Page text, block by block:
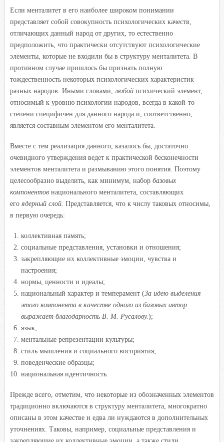
Если менталитет в его наиболее широком понимании
представляет собой совокупность психологических качеств,
отличающих данный народ от других, то естественно
предположить, что практически отсутствуют психологические
элементы, которые не входили бы в структуру менталитета. В
противном случае пришлось бы признать полную
тождественность некоторых психологических характеристик
разных народов. Иными словами, любой психический элемент,
относимый к уровню психологии народов, всегда в какой-то
степени специфичен для данного народа и, соответственно,
является составным элементом его менталитета.
Вместе с тем реализация данного, казалось бы, достаточно
очевидного утверждения ведет к практической бесконечности
элементов менталитета и размыванию этого понятия. Поэтому
целесообразно выделить, как минимум, набор базовых
компонентов национального менталитета, составляющих
его ядерный слой. Представляется, что к числу таковых относимы,
в первую очередь:
коллективная память;
социальные представления, установки и отношения;
закрепляющие их коллективные эмоции, чувства и
настроения;
нормы, ценности и идеалы;
национальный характер и темперамент (За идею выделения
этого компонента в качестве одного из базовых автор
выражает благодарность В. М. Русалову.);
язык;
ментальные репрезентации культуры;
стиль мышления и социального восприятия;
поведенческие образцы;
национальная идентичность.
Прежде всего, отметим, что некоторые из обозначенных элементов
традиционно включаются в структуру менталитета, многократно
описаны в этом качестве и едва ли нуждаются в дополнительных
уточнениях. Таковы, например, социальные представления и